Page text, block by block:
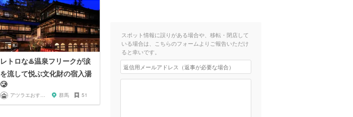
レトロな♨️温泉フリークが涙
を流して悦ぶ文化財の宿入湯
🥲
アツラエおすすめ旅プラン！ 群馬 51
スポット情報に誤りがある場合や、移転・閉店して
いる場合は、こちらのフォームよりご報告いただけ
ると幸いです。